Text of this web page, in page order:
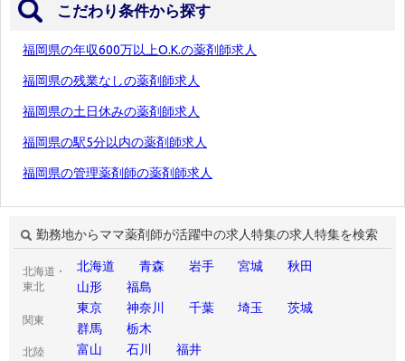
こだわり条件から探す
福岡県の年収600万以上O.K.の薬剤師求人
福岡県の残業なしの薬剤師求人
福岡県の土日休みの薬剤師求人
福岡県の駅5分以内の薬剤師求人
福岡県の管理薬剤師の薬剤師求人
勤務地からママ薬剤師が活躍中の求人特集の求人特集を検索
北海道・
東北
北海道 青森 岩手 宮城
秋田
山形
福島
関東
東京 神奈川 千葉 埼玉
茨城
群馬
栃木
北陸 富山 石川 福井